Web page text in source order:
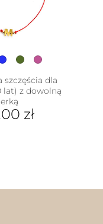
szczęścia dla
lat) z dowolną
zł
Opcje